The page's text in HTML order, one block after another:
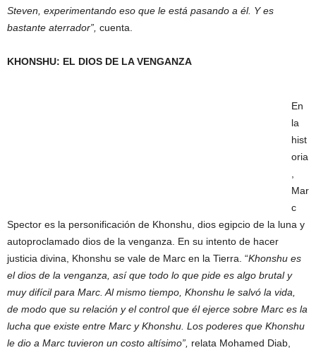
Steven, experimentando eso que le está pasando a él. Y es
bastante aterrador”, cuenta.
KHONSHU: EL DIOS DE LA VENGANZA
En
la
hist
oria
Mar
c
Spector es la personificación de Khonshu, dios egipcio de la luna y
autoproclamado dios de la venganza. En su intento de hacer
justicia divina, Khonshu se vale de Marc en la Tierra. “Khonshu es
el dios de la venganza, así que todo lo que pide es algo brutal y
muy difícil para Marc. Al mismo tiempo, Khonshu le salvó la vida,
de modo que su relación y el control que él ejerce sobre Marc es la
lucha que existe entre Marc y Khonshu. Los poderes que Khonshu
le dio a Marc tuvieron un costo altísimo”, relata Mohamed Diab,